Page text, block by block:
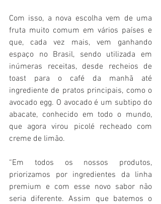
Com isso, a nova escolha vem de uma
fruta muito comum em vários países e
que, cada vez mais, vem ganhando
espaço no Brasil, sendo utilizada em
inúmeras receitas, desde recheios de
toast para o café da manhã até
ingrediente de pratos principais, como o
avocado egg. O avocado é um subtipo do
abacate, conhecido em todo o mundo,
que agora virou picolé recheado com
creme de limão.
“Em todos os nossos produtos,
priorizamos por ingredientes da linha
premium e com esse novo sabor não
seria diferente. Assim que batemos o